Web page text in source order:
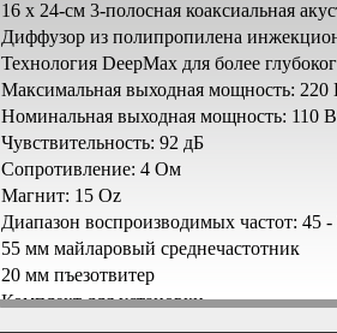
16 x 24-см 3-полосная коаксиальная
Диффузор из полипропилена
Технология DeepMax для более
Максимальная выходная мощность: 220
Номинальная выходная мощность: 110
Чувствительность: 92 дБ
Сопротивление: 4 Ом
Магнит: 15 Oz
Диапазон воспроизводимых частот: 45
55 мм майларовый среднечастотник
20 мм пъезотвитер
Комплект для установки
Вес: 2.95 кг